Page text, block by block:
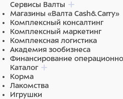
Сервисы Валты
Магазины «Валта Cash&Carry»
Комплексный консалтинг
Комплексный маркетинг
Комплексная логистика
Академия зообизнеса
Финансирование
Каталог
Корма
Лакомства
Игрушки